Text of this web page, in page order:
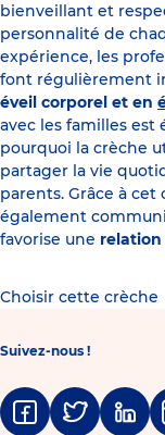
bienveillant et
personnalité de
expérience, les
font régulièrement
éveil corporel et en
avec les familles est
pourquoi la crèche
partager la vie
parents. Grâce à
également
favorise une
Choisir cette crèche
Suivez-nous !
FacebookTwitter Linkedin